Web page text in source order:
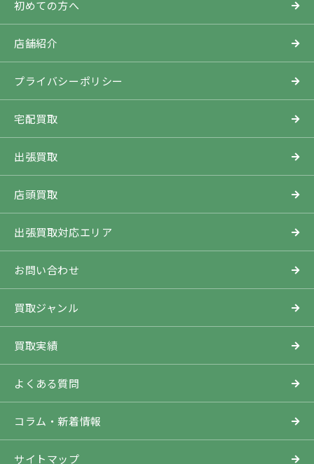
初めての方へ
店舗紹介
プライバシーポリシー
宅配買取
出張買取
店頭買取
出張買取対応エリア
お問い合わせ
買取ジャンル
買取実績
よくある質問
コラム・新着情報
サイトマップ